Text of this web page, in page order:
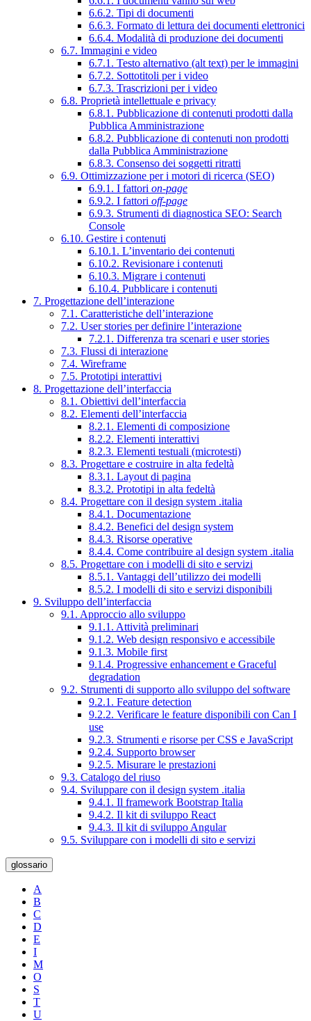
6.6.2. Tipi di documenti
6.6.3. Formato di lettura dei documenti elettronici
6.6.4. Modalità di produzione dei documenti
6.7. Immagini e video
6.7.1. Testo alternativo (alt text) per le immagini
6.7.2. Sottotitoli per i video
6.7.3. Trascrizioni per i video
6.8. Proprietà intellettuale e privacy
6.8.1. Pubblicazione di contenuti prodotti dalla
Pubblica Amministrazione
6.8.2. Pubblicazione di contenuti non prodotti
dalla Pubblica Amministrazione
6.8.3. Consenso dei soggetti ritratti
6.9. Ottimizzazione per i motori di ricerca (SEO)
6.9.1. I fattori on-page
6.9.2. I fattori off-page
6.9.3. Strumenti di diagnostica SEO: Search
Console
6.10. Gestire i contenuti
6.10.1. L’inventario dei contenuti
6.10.2. Revisionare i contenuti
6.10.3. Migrare i contenuti
6.10.4. Pubblicare i contenuti
7. Progettazione dell’interazione
7.1. Caratteristiche dell’interazione
7.2. User stories per definire l’interazione
7.2.1. Differenza tra scenari e user stories
7.3. Flussi di interazione
7.4. Wireframe
7.5. Prototipi interattivi
8. Progettazione dell’interfaccia
8.1. Obiettivi dell’interfaccia
8.2. Elementi dell’interfaccia
8.2.1. Elementi di composizione
8.2.2. Elementi interattivi
8.2.3. Elementi testuali (microtesti)
8.3. Progettare e costruire in alta fedeltà
8.3.1. Layout di pagina
8.3.2. Prototipi in alta fedeltà
8.4. Progettare con il design system .italia
8.4.1. Documentazione
8.4.2. Benefici del design system
8.4.3. Risorse operative
8.4.4. Come contribuire al design system .italia
8.5. Progettare con i modelli di sito e servizi
8.5.1. Vantaggi dell’utilizzo dei modelli
8.5.2. I modelli di sito e servizi disponibili
9. Sviluppo dell’interfaccia
9.1. Approccio allo sviluppo
9.1.1. Attività preliminari
9.1.2. Web design responsivo e accessibile
9.1.3. Mobile first
9.1.4. Progressive enhancement e Graceful
degradation
9.2. Strumenti di supporto allo sviluppo del software
9.2.1. Feature detection
9.2.2. Verificare le feature disponibili con Can I
use
9.2.3. Strumenti e risorse per CSS e JavaScript
9.2.4. Supporto browser
9.2.5. Misurare le prestazioni
9.3. Catalogo del riuso
9.4. Sviluppare con il design system .italia
9.4.1. Il framework Bootstrap Italia
9.4.2. Il kit di sviluppo React
9.4.3. Il kit di sviluppo Angular
9.5. Sviluppare con i modelli di sito e servizi
glossario
A
B
C
D
E
I
M
O
S
T
U